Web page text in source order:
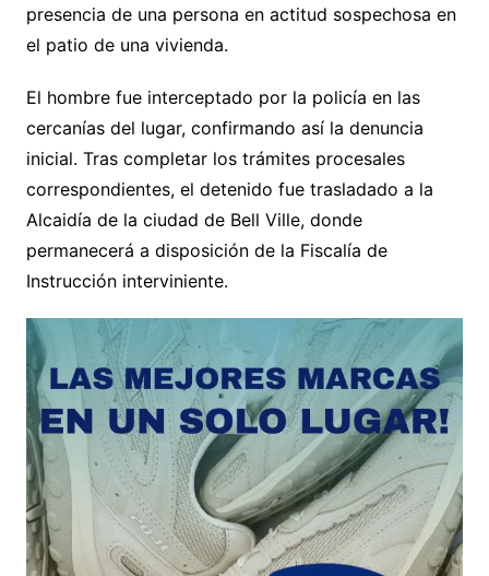
presencia de una persona en actitud sospechosa en
el patio de una vivienda.
El hombre fue interceptado por la policía en las
cercanías del lugar, confirmando así la denuncia
inicial. Tras completar los trámites procesales
correspondientes, el detenido fue trasladado a la
Alcaidía de la ciudad de Bell Ville, donde
permanecerá a disposición de la Fiscalía de
Instrucción interviniente.